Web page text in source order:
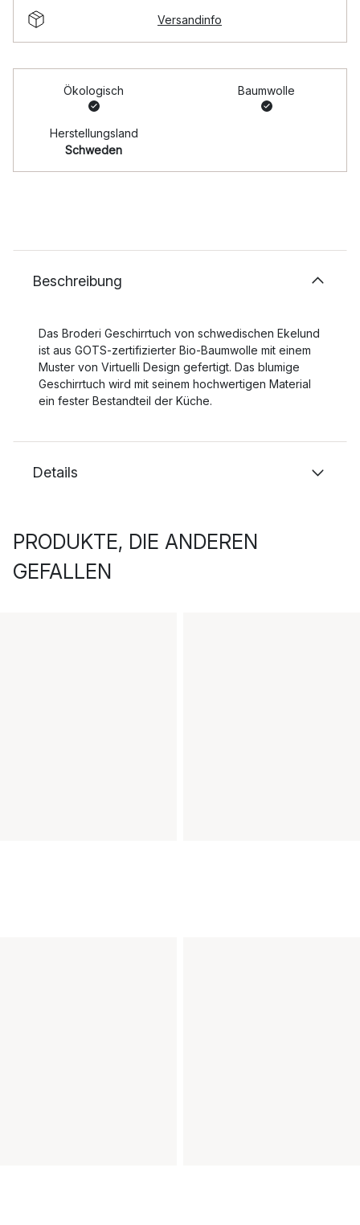
Versandinfo
Ökologisch Baumwolle
Herstellungsland
Schweden
Beschreibung
Das Broderi Geschirrtuch von schwedischen Ekelund
ist aus GOTS-zertifizierter Bio-Baumwolle mit einem
Muster von Virtuelli Design gefertigt. Das blumige
Geschirrtuch wird mit seinem hochwertigen Material
ein fester Bestandteil der Küche.
Details
PRODUKTE, DIE ANDEREN
GEFALLEN